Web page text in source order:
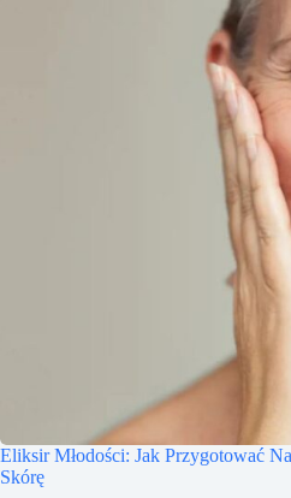
Eliksir Młodości: Jak Przygotować
Skórę